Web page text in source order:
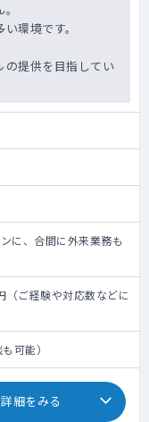
環境です。
提供を目指してい
に、合間に外来業務も
院隣接）の50～60名程
居宅も1～3件程お願い
はじめ、先生のご専門
ります。
ご経験や対応数などに
可能）
詳細をみる